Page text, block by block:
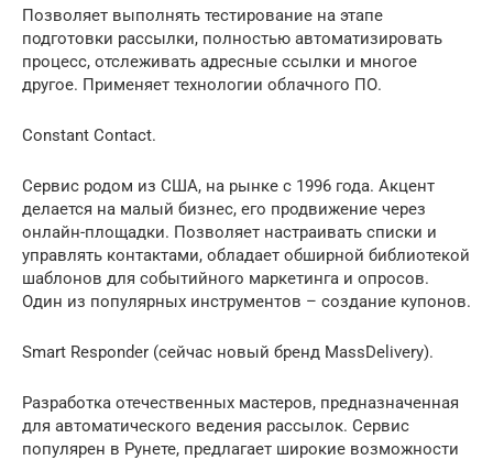
Позволяет выполнять тестирование на этапе
подготовки рассылки, полностью автоматизировать
процесс, отслеживать адресные ссылки и многое
другое. Применяет технологии облачного ПО.
Constant Contact.
Сервис родом из США, на рынке с 1996 года. Акцент
делается на малый бизнес, его продвижение через
онлайн-площадки. Позволяет настраивать списки и
управлять контактами, обладает обширной библиотекой
шаблонов для событийного маркетинга и опросов.
Один из популярных инструментов – создание купонов.
Smart Responder (сейчас новый бренд MassDelivery).
Разработка отечественных мастеров, предназначенная
для автоматического ведения рассылок. Сервис
популярен в Рунете, предлагает широкие возможности